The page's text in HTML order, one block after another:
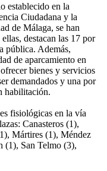
establecido en la
Ciudadana y la
de Málaga, se han
destacan las 17 por
pública. Además,
de aparcamiento en
bienes y servicios
demandados y una por
habilitación.
fisiológicas en la vía
Canasteros (1),
Mártires (1), Méndez
(1), San Telmo (3),